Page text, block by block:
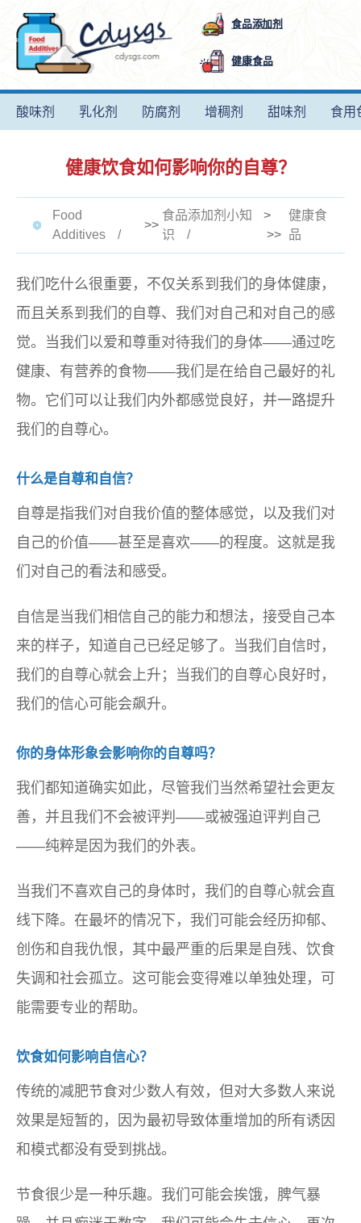
食品添加剂
健康食品
酸味剂 乳化剂 防腐剂 增稠剂 甜味剂 食用
健康饮食如何影响你的自尊？
Food
Additives
>>
食品添加剂小知
识
>
>>
健康食
品
我们吃什么很重要，不仅关系到我们的身体健康，
而且关系到我们的自尊、我们对自己和对自己的感
觉。当我们以爱和尊重对待我们的身体——通过吃
健康、有营养的食物——我们是在给自己最好的礼
物。它们可以让我们内外都感觉良好，并一路提升
我们的自尊心。
什么是自尊和自信？
自尊是指我们对自我价值的整体感觉，以及我们对
自己的价值——甚至是喜欢——的程度。这就是我
们对自己的看法和感受。
自信是当我们相信自己的能力和想法，接受自己本
来的样子，知道自己已经足够了。当我们自信时，
我们的自尊心就会上升；当我们的自尊心良好时，
我们的信心可能会飙升。
你的身体形象会影响你的自尊吗？
我们都知道确实如此，尽管我们当然希望社会更友
善，并且我们不会被评判——或被强迫评判自己
——纯粹是因为我们的外表。
当我们不喜欢自己的身体时，我们的自尊心就会直
线下降。在最坏的情况下，我们可能会经历抑郁、
创伤和自我仇恨，其中最严重的后果是自残、饮食
失调和社会孤立。这可能会变得难以单独处理，可
能需要专业的帮助。
饮食如何影响自信心？
传统的减肥节食对少数人有效，但对大多数人来说
效果是短暂的，因为最初导致体重增加的所有诱因
和模式都没有受到挑战。
节食很少是一种乐趣。我们可能会挨饿，脾气暴